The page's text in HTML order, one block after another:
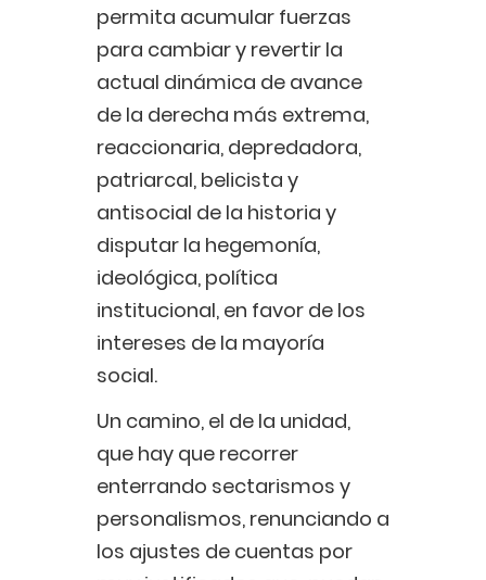
permita acumular fuerzas
para cambiar y revertir la
actual dinámica de avance
de la derecha más extrema,
reaccionaria, depredadora,
patriarcal, belicista y
antisocial de la historia y
disputar la hegemonía,
ideológica, política
institucional, en favor de los
intereses de la mayoría
social.
Un camino, el de la unidad,
que hay que recorrer
enterrando sectarismos y
personalismos, renunciando a
los ajustes de cuentas por